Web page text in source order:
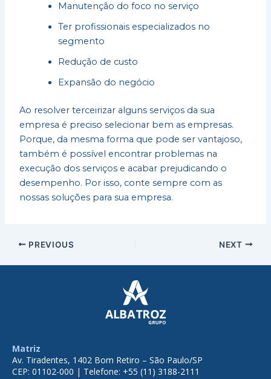
Manutenção do foco no serviço
Ter profissionais especializados no
segmento
Redução de custo
Expansão do negócio
Ao resolver terceirizar alguns serviços da sua
empresa é preciso selecionar bem as empresas.
Porque, da mesma forma que pode ser vantajoso,
também é possível encontrar problemas na
execução dos serviços e acabar prejudicando o
desempenho. Por isso, conte sempre com as
nossas soluções para sua empresa.
PREVIOUS NEXT
Matriz
Av. Tiradentes, 1402 Bom Retiro – São Paulo/SP
CEP: 01102-000 | Telefone: +55 (11) 3188-2111